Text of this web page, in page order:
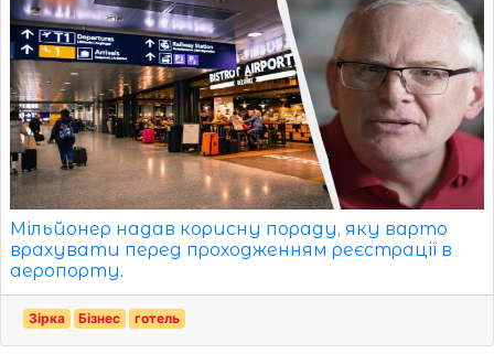
Мільйонер надав корисну пораду, яку варто
врахувати перед проходженням реєстрації в
аеропорту.
Зірка Бізнес готель